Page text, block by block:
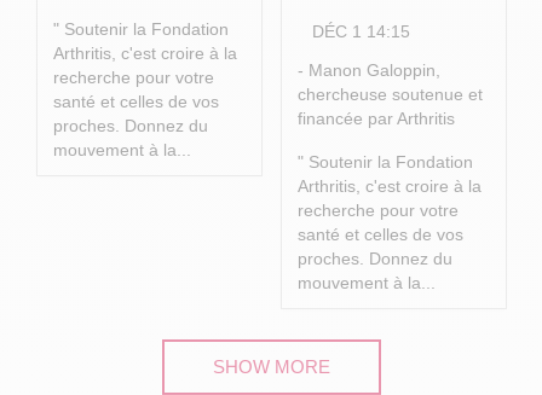
" Soutenir la Fondation
Arthritis, c'est croire à la
recherche pour votre
santé et celles de vos
proches. Donnez du
mouvement à la...
DÉC 1 14:15
- Manon Galoppin,
chercheuse soutenue et
financée par Arthritis
" Soutenir la Fondation
Arthritis, c'est croire à la
recherche pour votre
santé et celles de vos
proches. Donnez du
mouvement à la...
SHOW MORE